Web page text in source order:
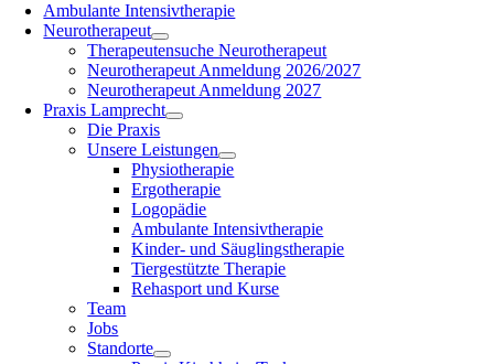
Ambulante Intensivtherapie
Neurotherapeut
Therapeutensuche Neurotherapeut
Neurotherapeut Anmeldung 2026/2027
Neurotherapeut Anmeldung 2027
Praxis Lamprecht
Die Praxis
Unsere Leistungen
Physiotherapie
Ergotherapie
Logopädie
Ambulante Intensivtherapie
Kinder- und Säuglingstherapie
Tiergestützte Therapie
Rehasport und Kurse
Team
Jobs
Standorte